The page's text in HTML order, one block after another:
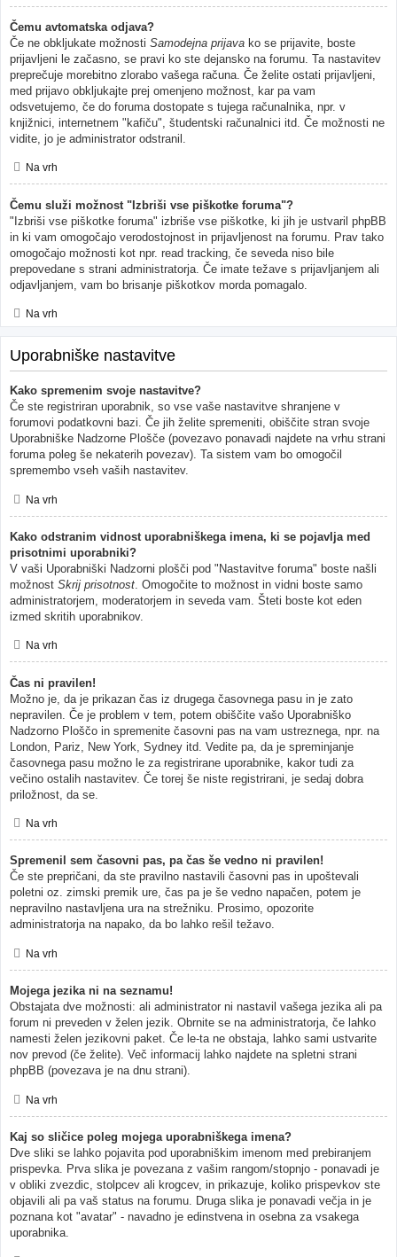
Čemu avtomatska odjava?
Če ne obkljukate možnosti Samodejna prijava ko se prijavite, boste
prijavljeni le začasno, se pravi ko ste dejansko na forumu. Ta nastavitev
preprečuje morebitno zlorabo vašega računa. Če želite ostati prijavljeni,
med prijavo obkljukajte prej omenjeno možnost, kar pa vam
odsvetujemo, če do foruma dostopate s tujega računalnika, npr. v
knjižnici, internetnem "kafiču", študentski računalnici itd. Če možnosti ne
vidite, jo je administrator odstranil.
Na vrh
Čemu služi možnost "Izbriši vse piškotke foruma"?
"Izbriši vse piškotke foruma" izbriše vse piškotke, ki jih je ustvaril phpBB
in ki vam omogočajo verodostojnost in prijavljenost na forumu. Prav tako
omogočajo možnosti kot npr. read tracking, če seveda niso bile
prepovedane s strani administratorja. Če imate težave s prijavljanjem ali
odjavljanjem, vam bo brisanje piškotkov morda pomagalo.
Na vrh
Uporabniške nastavitve
Kako spremenim svoje nastavitve?
Če ste registriran uporabnik, so vse vaše nastavitve shranjene v
forumovi podatkovni bazi. Če jih želite spremeniti, obiščite stran svoje
Uporabniške Nadzorne Plošče (povezavo ponavadi najdete na vrhu strani
foruma poleg še nekaterih povezav). Ta sistem vam bo omogočil
spremembo vseh vaših nastavitev.
Na vrh
Kako odstranim vidnost uporabniškega imena, ki se pojavlja med
prisotnimi uporabniki?
V vaši Uporabniški Nadzorni plošči pod "Nastavitve foruma" boste našli
možnost Skrij prisotnost . Omogočite to možnost in vidni boste samo
administratorjem, moderatorjem in seveda vam. Šteti boste kot eden
izmed skritih uporabnikov.
Na vrh
Čas ni pravilen!
Možno je, da je prikazan čas iz drugega časovnega pasu in je zato
nepravilen. Če je problem v tem, potem obiščite vašo Uporabniško
Nadzorno Ploščo in spremenite časovni pas na vam ustreznega, npr. na
London, Pariz, New York, Sydney itd. Vedite pa, da je spreminjanje
časovnega pasu možno le za registrirane uporabnike, kakor tudi za
večino ostalih nastavitev. Če torej še niste registrirani, je sedaj dobra
priložnost, da se.
Na vrh
Spremenil sem časovni pas, pa čas še vedno ni pravilen!
Če ste prepričani, da ste pravilno nastavili časovni pas in upoštevali
poletni oz. zimski premik ure, čas pa je še vedno napačen, potem je
nepravilno nastavljena ura na strežniku. Prosimo, opozorite
administratorja na napako, da bo lahko rešil težavo.
Na vrh
Mojega jezika ni na seznamu!
Obstajata dve možnosti: ali administrator ni nastavil vašega jezika ali pa
forum ni preveden v želen jezik. Obrnite se na administratorja, če lahko
namesti želen jezikovni paket. Če le-ta ne obstaja, lahko sami ustvarite
nov prevod (če želite). Več informacij lahko najdete na spletni strani
phpBB (povezava je na dnu strani).
Na vrh
Kaj so sličice poleg mojega uporabniškega imena?
Dve sliki se lahko pojavita pod uporabniškim imenom med prebiranjem
prispevka. Prva slika je povezana z vašim rangom/stopnjo - ponavadi je
v obliki zvezdic, stolpcev ali krogcev, in prikazuje, koliko prispevkov ste
objavili ali pa vaš status na forumu. Druga slika je ponavadi večja in je
poznana kot "avatar" - navadno je edinstvena in osebna za vsakega
uporabnika.